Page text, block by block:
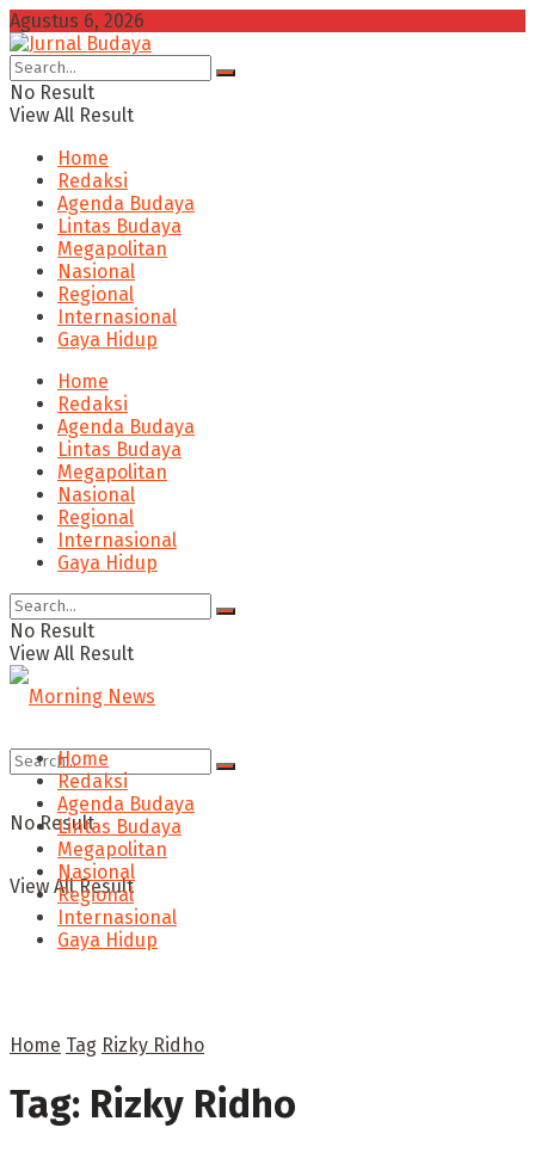
Agustus 6, 2026
No Result
View All Result
Home
Redaksi
Agenda Budaya
Lintas Budaya
Megapolitan
Nasional
Regional
Internasional
Gaya Hidup
Home
Redaksi
Agenda Budaya
Lintas Budaya
Megapolitan
Nasional
Regional
Internasional
Gaya Hidup
No Result
View All Result
No Result
View All Result
Home
Redaksi
Agenda Budaya
Lintas Budaya
Megapolitan
Nasional
Regional
Internasional
Gaya Hidup
Home Tag Rizky Ridho
Tag: Rizky Ridho